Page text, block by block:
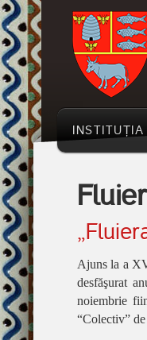
INSTITUȚIA
Ajuns la a
desfăşurat
noiembrie
“Colectiv”